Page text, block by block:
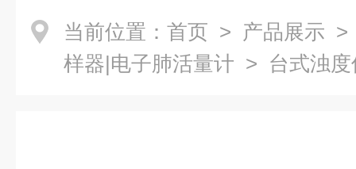
当前位置： 首页 > 产品展示
样器|电子肺活量计 > 台式浊度